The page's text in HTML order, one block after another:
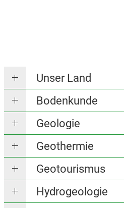
Unser Land
Bodenkunde
Geologie
Geothermie
Geotourismus
Hydrogeologie